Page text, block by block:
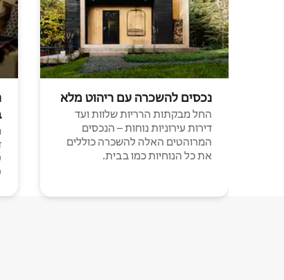
נכסים להשכרה עם ריהוט מלא
החל מבקתות הרריות שלוות ועד
דירות עירוניות נוחות – הנכסים
המרוהטים האלה להשכרה כוללים
את כל הנוחיות כמו בבית.